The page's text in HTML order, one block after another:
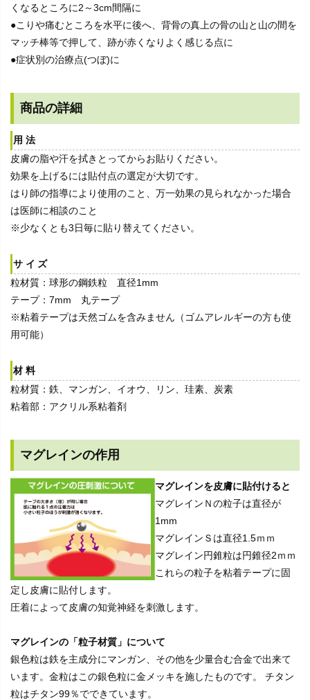
くなるところに2～3cm間隔に
●こりや痛むところを水平に後へ、背骨の真上の骨の山と山の間を
マッチ棒等で押して、跡が赤くなりよく感じる点に
●症状別の治療点(つぼ)に
商品の詳細
用法
皮膚の脂や汗を拭きとってからお貼りください。
効果を上げるには貼付点の選定が大切です。
はり師の指導により使用のこと、万一効果の見られなかった場合
は医師に相談のこと
※少なくとも3日毎に貼り替えてください。
サイズ
粒材質：球形の鋼鉄粒 直径1mm
テープ：7mm 丸テープ
※粘着テープは天然ゴムを含みません（ゴムアレルギーの方も使
用可能）
材料
粒材質：鉄、マンガン、イオウ、リン、珪素、炭素
粘着部：アクリル系粘着剤
マグレインの作用
マグレインを皮膚に貼付けると
マグレインＮの粒子は直径が
1mm
マグレインＳは直径1.5ｍｍ
マグレイン円錐粒は円錐径2ｍｍ
これらの粒子を粘着テープに固
定し皮膚に貼付します。
圧着によって皮膚の知覚神経を刺激します。
マグレインの「粒子材質」について
銀色粒は鉄を主成分にマンガン、その他を少量合む合金で出来て
います。金粒はこの銀色粒に金メッキを施したものです。 チタン
粒はチタン99％でできています。